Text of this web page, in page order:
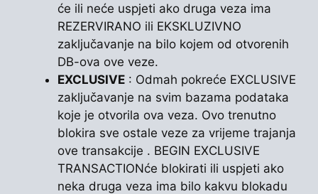
će ili neće uspjeti ako druga veza ima
REZERVIRANO ili EKSKLUZIVNO
zaključavanje na bilo kojem od otvorenih
DB-ova ove veze.
EXCLUSIVE : Odmah pokreće EXCLUSIVE
zaključavanje na svim bazama podataka
koje je otvorila ova veza. Ovo trenutno
blokira sve ostale veze za vrijeme trajanja
ove transakcije . BEGIN EXCLUSIVE
TRANSACTIONće blokirati ili uspjeti ako
neka druga veza ima bilo kakvu blokadu